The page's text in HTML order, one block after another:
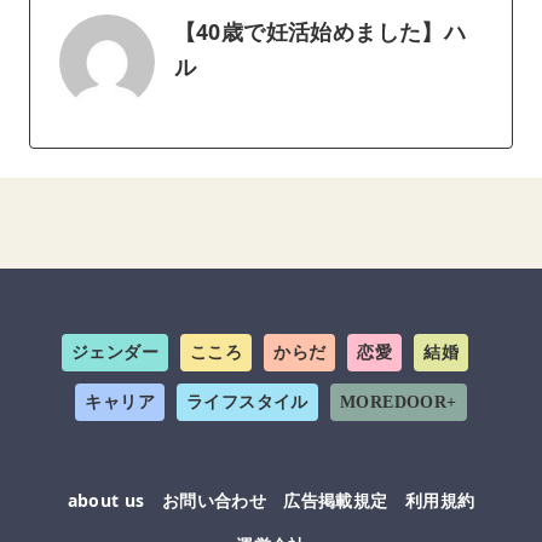
【40歳で妊活始めました】ハ
ル
ジェンダー こころ からだ 恋愛 結婚
キャリア ライフスタイル MOREDOOR+
about us お問い合わせ 広告掲載規定
利用規約